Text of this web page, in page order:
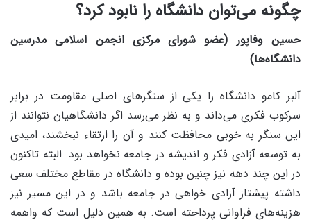
چگونه می‌توان دانشگاه را نابود کرد؟
حسین وفاپور (عضو شورای مرکزی انجمن اسلامی مدرسین
دانشگاه‌ها)
آلبر کامو دانشگاه را یکی از سنگرهای اصلی مقاومت در برابر
سرکوب فکری می‌داند و به نظر می‌رسد اگر دانشگاهیان نتوانند از
این سنگر به خوبی محافظت کنند و آن را ارتقاء نبخشند، امیدی
به توسعه آزادی فکر و اندیشه در جامعه نخواهد بود. البته تاکنون
در این چند دهه نیز چنین بوده و دانشگاه در مقاطع مختلف سعی
داشته پیشتاز آزادی خواهی در جامعه باشد و در این مسیر نیز
هزینه‌های فراوانی پرداخته است. به همین دلیل است که واهمه